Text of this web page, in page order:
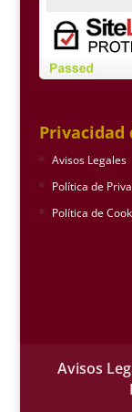
Privacidad
Avisos Legales
Política de
Política de
Avisos